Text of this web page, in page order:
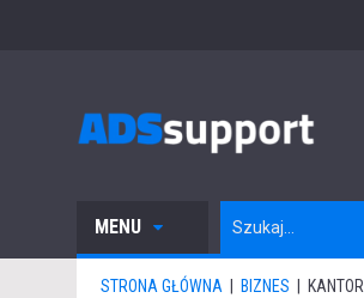
MENU
STRONA GŁÓWNA BIZNES
KANTOR